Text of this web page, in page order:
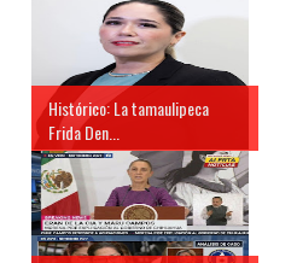
Histórico: La tamaulipeca
Frida Den...